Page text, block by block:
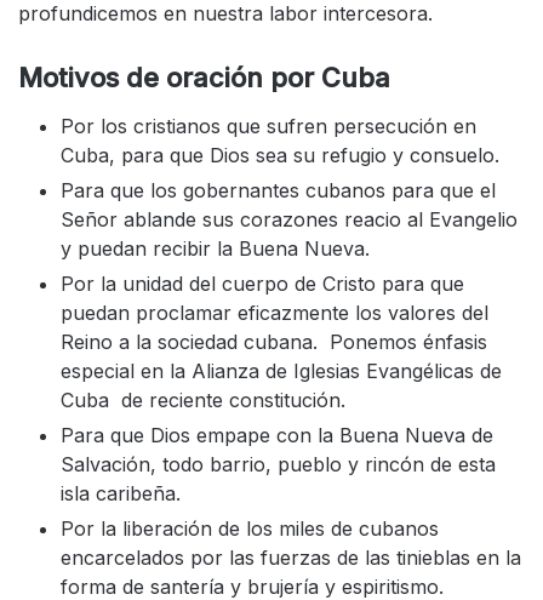
profundicemos en nuestra labor intercesora.
Motivos de oración por Cuba
Por los cristianos que sufren persecución en
Cuba, para que Dios sea su refugio y consuelo.
Para que los gobernantes cubanos para que el
Señor ablande sus corazones reacio al Evangelio
y puedan recibir la Buena Nueva.
Por la unidad del cuerpo de Cristo para que
puedan proclamar eficazmente los valores del
Reino a la sociedad cubana. Ponemos énfasis
especial en la Alianza de Iglesias Evangélicas de
Cuba de reciente constitución.
Para que Dios empape con la Buena Nueva de
Salvación, todo barrio, pueblo y rincón de esta
isla caribeña.
Por la liberación de los miles de cubanos
encarcelados por las fuerzas de las tinieblas en la
forma de santería y brujería y espiritismo.